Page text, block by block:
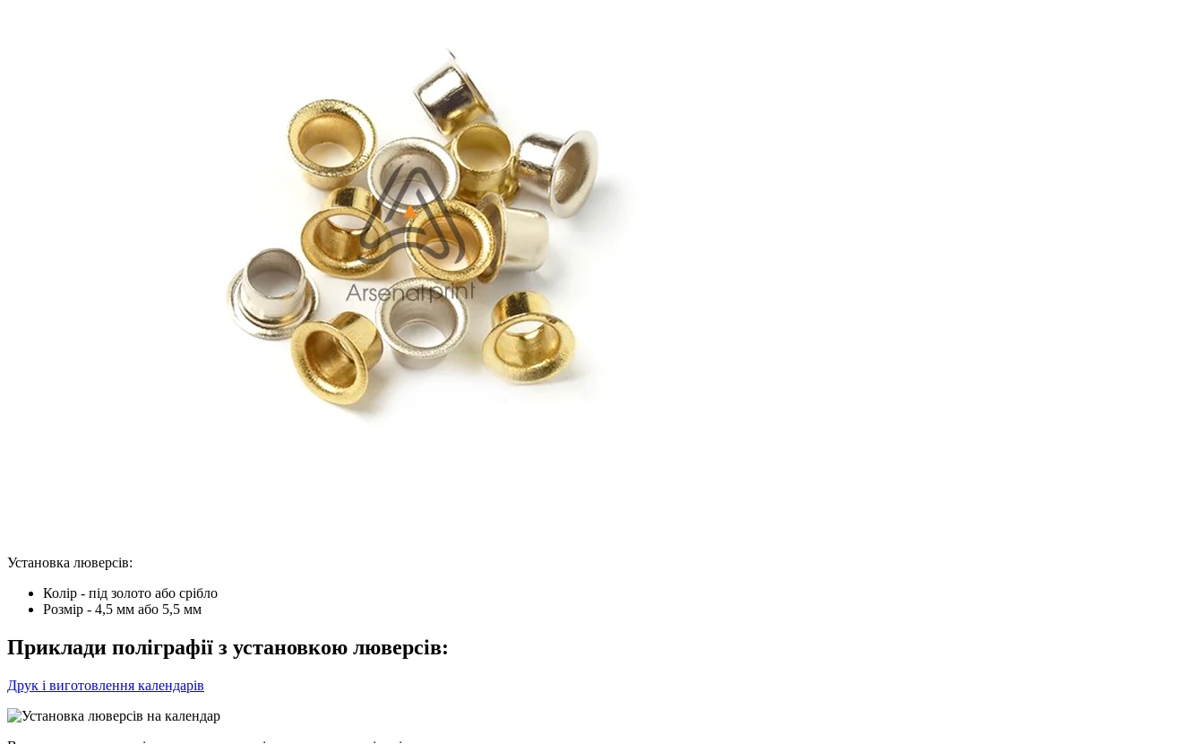
Установка люверсів:
Колір - під золото або срібло
Розмір - 4,5 мм або 5,5 мм
Приклади поліграфії з установкою люверсів:
Друк і виготовлення календарів